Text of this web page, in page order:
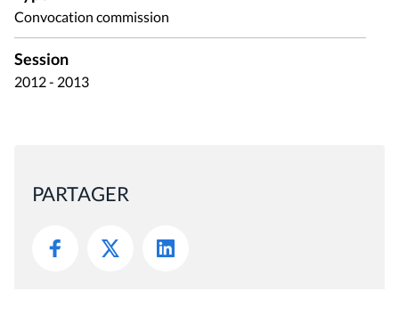
Convocation commission
Session
2012 - 2013
PARTAGER